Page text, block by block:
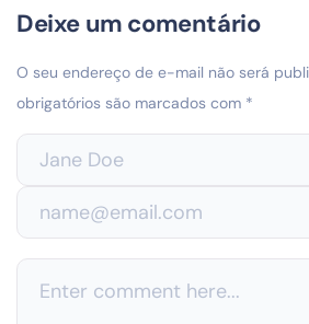
Deixe um comentário
O seu endereço de e-mail não será
obrigatórios são marcados com *